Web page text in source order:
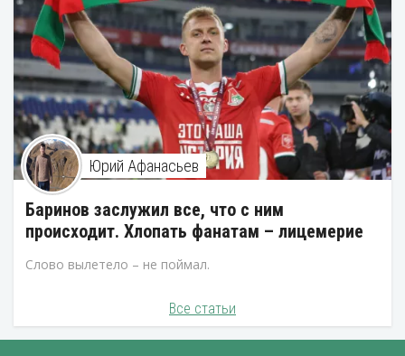
Юрий Афанасьев
Баринов заслужил все, что с ним
происходит. Хлопать фанатам – лицемерие
Слово вылетело – не поймал.
Все статьи